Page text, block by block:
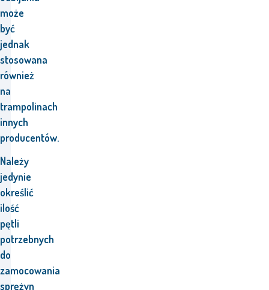
może
być
jednak
stosowana
również
na
trampolinach
innych
producentów.
Należy
jedynie
określić
ilość
pętli
potrzebnych
do
zamocowania
sprężyn